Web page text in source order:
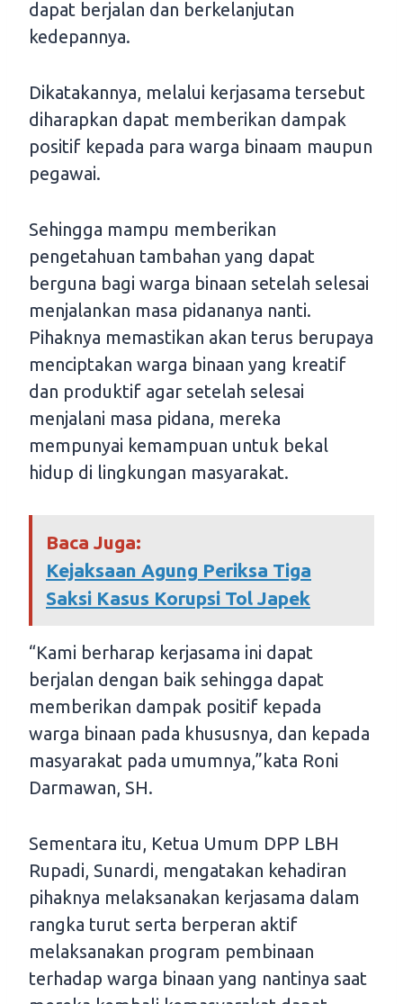
dapat berjalan dan berkelanjutan
kedepannya.
Dikatakannya, melalui kerjasama tersebut
diharapkan dapat memberikan dampak
positif kepada para warga binaam maupun
pegawai.
Sehingga mampu memberikan
pengetahuan tambahan yang dapat
berguna bagi warga binaan setelah selesai
menjalankan masa pidananya nanti.
Pihaknya memastikan akan terus berupaya
menciptakan warga binaan yang kreatif
dan produktif agar setelah selesai
menjalani masa pidana, mereka
mempunyai kemampuan untuk bekal
hidup di lingkungan masyarakat.
Baca Juga:
Kejaksaan Agung Periksa Tiga
Saksi Kasus Korupsi Tol Japek
“Kami berharap kerjasama ini dapat
berjalan dengan baik sehingga dapat
memberikan dampak positif kepada
warga binaan pada khususnya, dan kepada
masyarakat pada umumnya,”kata Roni
Darmawan, SH.
Sementara itu, Ketua Umum DPP LBH
Rupadi, Sunardi, mengatakan kehadiran
pihaknya melaksanakan kerjasama dalam
rangka turut serta berperan aktif
melaksanakan program pembinaan
terhadap warga binaan yang nantinya saat